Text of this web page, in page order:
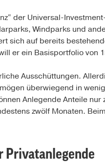
der Universal-
Windparks und
sich auf bereits
er ein Basisportfolio von
Ausschüttungen.
überwiegend in
Anlegende Anteile
zwölf Monaten.
Privatanlegende